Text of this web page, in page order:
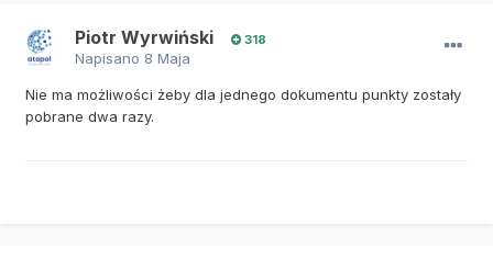
Piotr Wyrwiński 318
Napisano 8 Maja
Nie ma możliwości żeby dla jednego dokumentu punkty zostały
pobrane dwa razy.